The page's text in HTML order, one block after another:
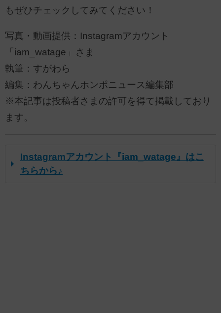
もぜひチェックしてみてください！
写真・動画提供：Instagramアカウント
「iam_watage」さま
執筆：すがわら
編集：わんちゃんホンポニュース編集部
※本記事は投稿者さまの許可を得て掲載しており
ます。
Instagramアカウント『iam_watage』はこ
ちらから♪